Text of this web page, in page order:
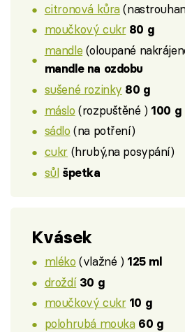
citronová kůra
moučkový cukr 80 g
mandle (oloupané
mandle na ozdobu
sušené rozinky 80 g
máslo (rozpuštěné ) 100 g
sádlo (na potření)
cukr (hrubý,na posypání)
sůl špetka
Kvásek
mléko (vlažné ) 125 ml
droždí 30 g
moučkový cukr 10 g
polohrubá mouka 60 g